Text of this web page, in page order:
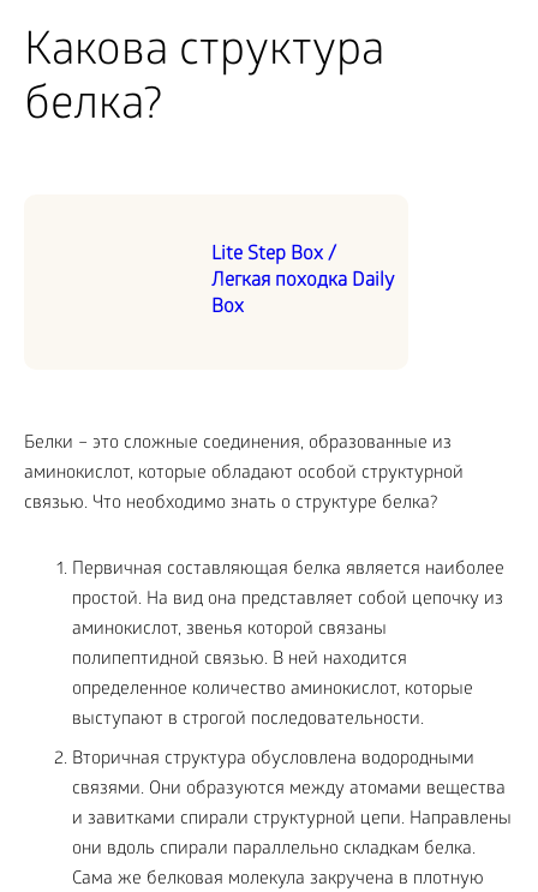
Какова структура
белка?
Lite Step Box /
Легкая походка Daily
Box
Белки – это сложные соединения, образованные из
аминокислот, которые обладают особой структурной
связью. Что необходимо знать о структуре белка?
Первичная составляющая белка является наиболее
простой. На вид она представляет собой цепочку из
аминокислот, звенья которой связаны
полипептидной связью. В ней находится
определенное количество аминокислот, которые
выступают в строгой последовательности.
Вторичная структура обусловлена водородными
связями. Они образуются между атомами вещества
и завитками спирали структурной цепи. Направлены
они вдоль спирали параллельно складкам белка.
Сама же белковая молекула закручена в плотную